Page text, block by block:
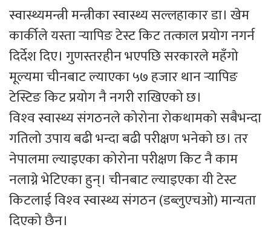
स्वास्थ्यमन्त्री मन्त्रीका स्वास्थ्य सल्लहाकार डा। खेम
कार्कीले यस्ता र्‍यापिङ टेस्ट किट तत्काल प्रयोग नगर्न
दिर्देश दिए। गुणस्तरहीन भएपछि सरकारले महँगो
मूल्यमा चीनबाट ल्याएका ५७ हजार थान र्‍यापिङ
टेस्टिङ किट प्रयोग नै नगरी राखिएको छ।
विश्‍व स्वास्थ्य संगठनले कोरोना रोकथामको सबैभन्दा
गतिलो उपाय बढी भन्दा बढी परीक्षण भनेको छ। तर
नेपालमा ल्याइएका कोरोना परीक्षण किट नै काम
नलाग्ने भेटिएका हुन्। चीनबाट ल्याइएका यी टेस्ट
किटलाई विश्‍व स्वास्थ्य संगठन (डब्लुएचओ) मान्यता
दिएको छैन।